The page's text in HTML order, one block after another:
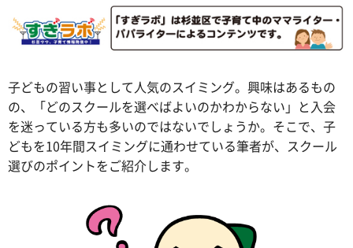
子どもの習い事として人気のスイミング。興味はあるもの
の、「どのスクールを選べばよいのかわからない」と入会
を迷っている方も多いのではないでしょうか。そこで、子
どもを10年間スイミングに通わせている筆者が、スクール
選びのポイントをご紹介します。